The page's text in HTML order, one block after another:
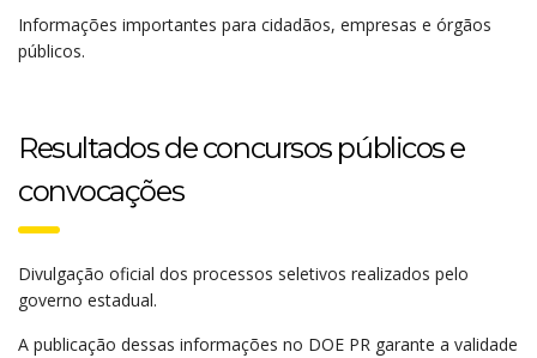
Informações importantes para cidadãos, empresas e órgãos
públicos.
Resultados de concursos públicos e
convocações
Divulgação oficial dos processos seletivos realizados pelo
governo estadual.
A publicação dessas informações no DOE PR garante a validade